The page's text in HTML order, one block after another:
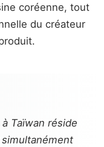
coréenne, tout
du créateur
Taïwan réside